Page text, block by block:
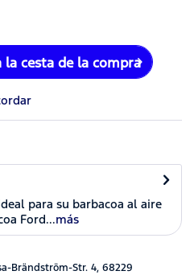
la cesta de la compra
para su barbacoa al aire
Ford...más
Brändström-Str. 4, 68229